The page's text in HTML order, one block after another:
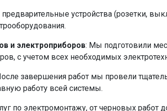
устройства (розетки,
и электроприборов: Мы подготовили
с учетом всех необходимых
завершения работ мы провели
работу всей системы.
по электромонтажу, от черновых работ